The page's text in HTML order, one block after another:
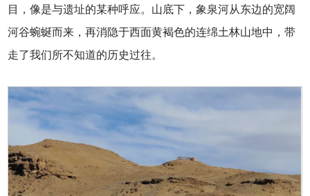
目，像是与遗址的某种呼应。山底下，象泉河从东边的宽阔
河谷蜿蜒而来，再消隐于西面黄褐色的连绵土林山地中，带
走了我们所不知道的历史过往。